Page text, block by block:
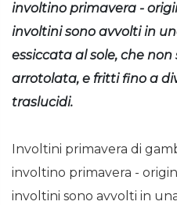
involtino primavera -
involtini sono avvolti in
essiccata al sole, che
arrotolata, e fritti fino a
traslucidi.
Involtini primavera di
involtino primavera -
involtini sono avvolti in